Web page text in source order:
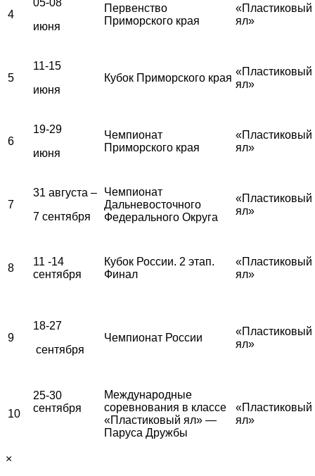
4
05-08
июня
Первенство
Приморского края
«Пластиковый
ял»
5
11-15
июня
Кубок Приморского края
«Пластиковый
ял»
6
19-29
июня
Чемпионат
Приморского края
«Пластиковый
ял»
7
31 августа –
7 сентября
Чемпионат
Дальневосточного
Федерального Округа
«Пластиковый
ял»
8
11 -14
сентября
Кубок России. 2 этап.
Финал
«Пластиковый
ял»
9
18-27
сентября
Чемпионат России
«Пластиковый
ял»
10
25-30
сентября
Международные
соревнования в классе
«Пластиковый ял» —
Паруса Дружбы
«Пластиковый
ял»
×